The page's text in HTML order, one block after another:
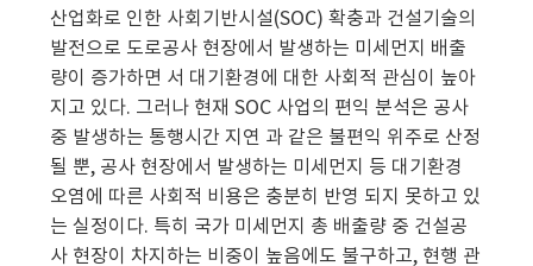
산업화로 인한 사회기반시설(SOC) 확충과 건설기술의
발전으로 도로공사 현장에서 발생하는 미세먼지 배출
량이 증가하면 서 대기환경에 대한 사회적 관심이 높아
지고 있다. 그러나 현재 SOC 사업의 편익 분석은 공사
중 발생하는 통행시간 지연 과 같은 불편익 위주로 산정
될 뿐, 공사 현장에서 발생하는 미세먼지 등 대기환경
오염에 따른 사회적 비용은 충분히 반영 되지 못하고 있
는 실정이다. 특히 국가 미세먼지 총 배출량 중 건설공
사 현장이 차지하는 비중이 높음에도 불구하고, 현행 관